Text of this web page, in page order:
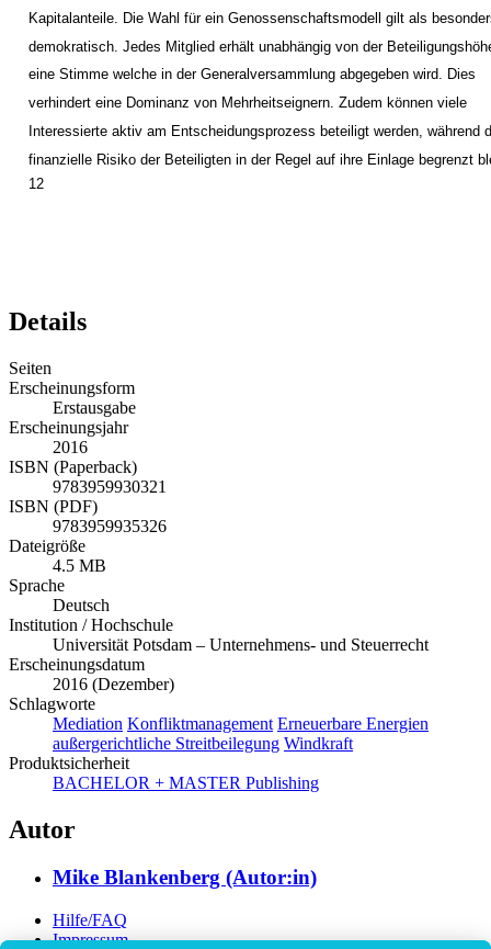
12
Kapitalanteile. Die Wahl für ein Genossenschaftsmodell gilt als
demokratisch. Jedes Mitglied erhält unabhängig von der
eine Stimme welche in der Generalversammlung abgegeben wird. Dies
verhindert eine Dominanz von Mehrheitseignern. Zudem können viele
Interessierte aktiv am Entscheidungsprozess beteiligt werden, während
finanzielle Risiko der Beteiligten in der Regel auf ihre Einlage begrenzt
Details
Seiten
Erscheinungsform
Erstausgabe
Erscheinungsjahr
2016
ISBN (Paperback)
9783959930321
ISBN (PDF)
9783959935326
Dateigröße
4.5 MB
Sprache
Deutsch
Institution / Hochschule
Universität Potsdam – Unternehmens- und Steuerrecht
Erscheinungsdatum
2016 (Dezember)
Schlagworte
Mediation Konfliktmanagement Erneuerbare Energien
außergerichtliche Streitbeilegung Windkraft
Produktsicherheit
BACHELOR + MASTER Publishing
Autor
Mike Blankenberg (Autor:in)
Hilfe/FAQ
Impressum